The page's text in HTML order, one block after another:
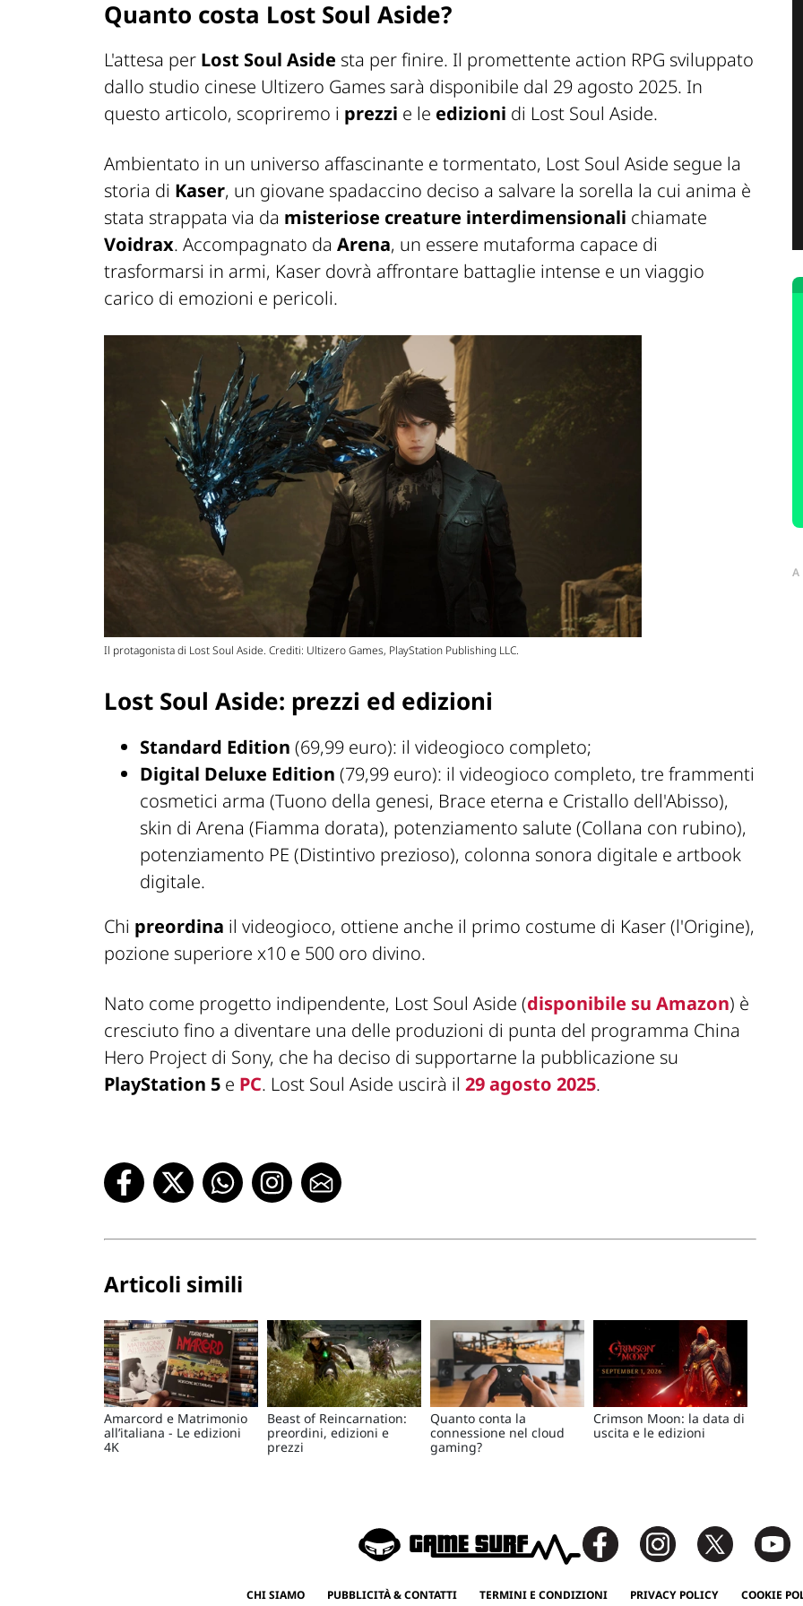
Quanto costa Lost Soul Aside?
L'attesa per Lost Soul Aside sta per finire. Il promettente action RPG sviluppato
dallo studio cinese Ultizero Games sarà disponibile dal 29 agosto 2025. In
questo articolo, scopriremo i prezzi e le edizioni di Lost Soul Aside.
Ambientato in un universo affascinante e tormentato, Lost Soul Aside segue la
storia di Kaser, un giovane spadaccino deciso a salvare la sorella la cui anima è
stata strappata via da misteriose creature interdimensionali chiamate
Voidrax. Accompagnato da Arena, un essere mutaforma capace di
trasformarsi in armi, Kaser dovrà affrontare battaglie intense e un viaggio
carico di emozioni e pericoli.
Il protagonista di Lost Soul Aside. Crediti: Ultizero Games, PlayStation Publishing LLC.
Lost Soul Aside: prezzi ed edizioni
Standard Edition (69,99 euro): il videogioco completo;
Digital Deluxe Edition (79,99 euro): il videogioco completo, tre frammenti
cosmetici arma (Tuono della genesi, Brace eterna e Cristallo dell'Abisso),
skin di Arena (Fiamma dorata), potenziamento salute (Collana con rubino),
potenziamento PE (Distintivo prezioso), colonna sonora digitale e artbook
digitale.
Chi preordina il videogioco, ottiene anche il primo costume di Kaser (l'Origine),
pozione superiore x10 e 500 oro divino.
Nato come progetto indipendente, Lost Soul Aside (disponibile su Amazon) è
cresciuto fino a diventare una delle produzioni di punta del programma China
Hero Project di Sony, che ha deciso di supportarne la pubblicazione su
PlayStation 5 e PC. Lost Soul Aside uscirà il 29 agosto 2025.
Articoli simili
Amarcord e Matrimonio
all’italiana - Le edizioni
4K
Beast of Reincarnation:
preordini, edizioni e
prezzi
Quanto conta la
connessione nel cloud
gaming?
Crimson Moon: la data di
uscita e le edizioni
CHI SIAMO PUBBLICITÀ & CONTATTI TERMINI E CONDIZIONI PRIVACY POLICY COOKIE